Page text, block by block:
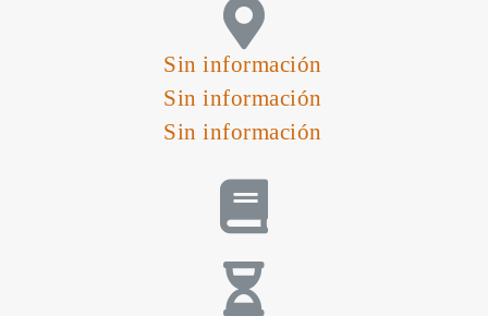
Sin información
Sin información
Sin información